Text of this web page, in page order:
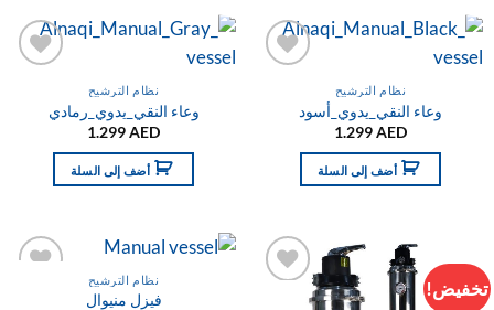
نظام الترشيح
وعاء النقي_يدوي_أسود
1.299AED
أضف إلى السلة
نظام الترشيح
وعاء النقي_يدوي_رمادي
1.299AED
أضف إلى السلة
تخفيض! نظام الترشيح
فيزل منيوال